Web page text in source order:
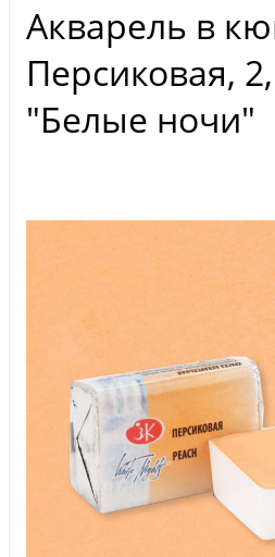
Акварель в
Персиковая,
"Белые ночи"